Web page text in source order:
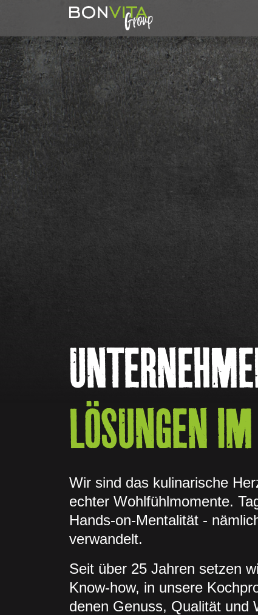
LÖSUNGEN
Wir sind das kulinarische
echter Wohlfühlmomente.
Hands-on-Mentalität -
verwandelt.
Seit über 25 Jahren setzen
Know-how, in unsere
denen Genuss, Qualität und